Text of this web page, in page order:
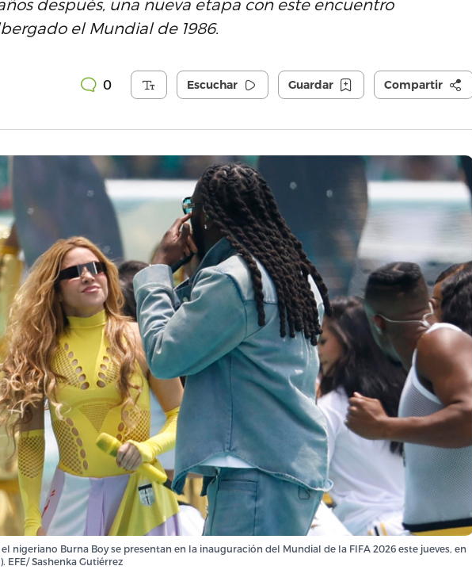
después, una nueva etapa con este encuentro
el Mundial de 1986.
0 Escuchar Guardar Compartir
nigeriano Burna Boy se presentan en la inauguración del Mundial de la FIFA 2026 este jueves, en
EFE/ Sashenka Gutiérrez